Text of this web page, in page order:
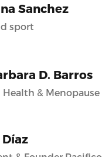
Sanchez
sport
D. Barros
& Menopause